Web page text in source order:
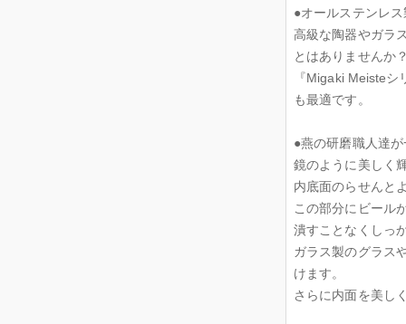
●オールステンレ
高級な陶器やガラ
とはありませんか
『Migaki Meiste
も最適です。
●燕の研磨職人達
鏡のように美しく
内底面のらせんと
この部分にビール
潰すことなくしっ
ガラス製のグラス
けます。
さらに内面を美し